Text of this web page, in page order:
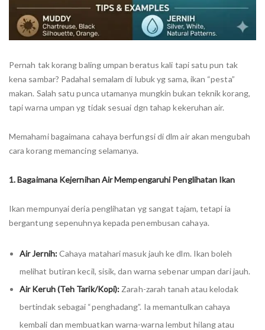
Pernah tak korang baling umpan beratus kali tapi satu pun tak
kena sambar? Padahal semalam di lubuk yg sama, ikan “pesta”
makan. Salah satu punca utamanya mungkin bukan teknik korang,
tapi warna umpan yg tidak sesuai dgn tahap kekeruhan air.
Memahami bagaimana cahaya berfungsi di dlm air akan mengubah
cara korang memancing selamanya.
1. Bagaimana Kejernihan Air Mempengaruhi Penglihatan Ikan
Ikan mempunyai deria penglihatan yg sangat tajam, tetapi ia
bergantung sepenuhnya kepada penembusan cahaya.
Air Jernih:Cahaya matahari masuk jauh ke dlm. Ikan boleh
melihat butiran kecil, sisik, dan warna sebenar umpan dari jauh.
Air Keruh (Teh Tarik/Kopi): Zarah-zarah tanah atau kelodak
bertindak sebagai “penghadang”. Ia memantulkan cahaya
kembali dan membuatkan warna-warna lembut hilang atau